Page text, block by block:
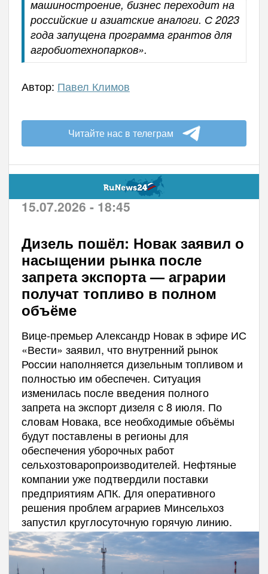
машиностроение, бизнес переходит на
российские и азиатские аналоги. С 2023
года запущена программа грантов для
агробиотехнопарков».
Автор: Павел Климов
Читайте нас в телеграм
15.07.2026 - 18:45
Дизель пошёл: Новак заявил о
насыщении рынка после
запрета экспорта — аграрии
получат топливо в полном
объёме
Вице-премьер Александр Новак в эфире ИС
«Вести» заявил, что внутренний рынок
России наполняется дизельным топливом и
полностью им обеспечен. Ситуация
изменилась после введения полного
запрета на экспорт дизеля с 8 июля. По
словам Новака, все необходимые объёмы
будут поставлены в регионы для
обеспечения уборочных работ
сельхозтоваропроизводителей. Нефтяные
компании уже подтвердили поставки
предприятиям АПК. Для оперативного
решения проблем аграриев Минсельхоз
запустил круглосуточную горячую линию.